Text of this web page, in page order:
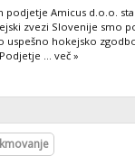
podjetje Amicus d.o.o.
zvezi Slovenije smo
uspešno hokejsko
... več »